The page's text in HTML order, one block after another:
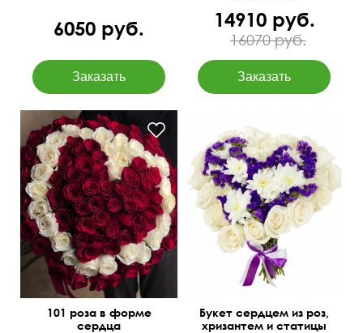
6050 руб. 14910 руб.
16070 руб.
I love you
101 роза в форме
сердца
50 см 35 см
Букет сердцем из роз,
хризантем и статицы